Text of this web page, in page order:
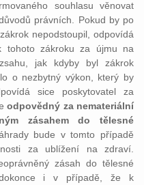
souhlasu věnovat
právních. Pokud by po
nepodstoupil, odpovídá
tohoto zákroku za újmu na
jak kdyby byl zákrok
o nezbytný výkon, který by
sice poskytovatel za
odpovědný za nemateriální
zásahem do tělesné
bude v tomto případě
za ublížení na zdraví.
zásah do tělesné
i v případě, že k